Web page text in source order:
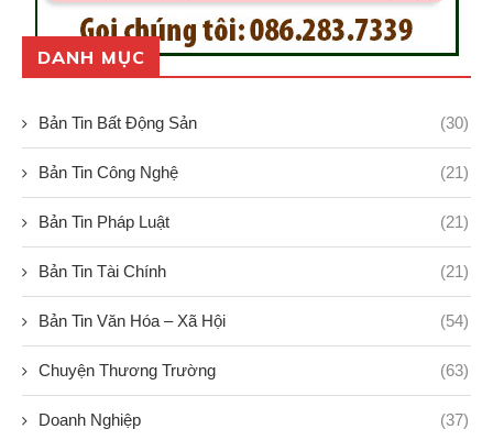
DANH MỤC
Bản Tin Bất Động Sản (30)
Bản Tin Công Nghệ (21)
Bản Tin Pháp Luật (21)
Bản Tin Tài Chính (21)
Bản Tin Văn Hóa – Xã Hội (54)
Chuyện Thương Trường (63)
Doanh Nghiệp (37)